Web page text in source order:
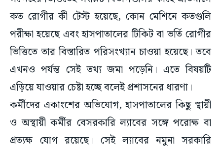
কত রোগীর কী টেস্ট হয়েছে, কোন মেশিনে কতগুলি
পরীক্ষা হয়েছে এবং হাসপাতালের টিকিট বা ভর্তি রোগীর
ভিত্তিতে তার বিস্তারিত পরিসংখ্যান চাওয়া হয়েছে। তবে
এখনও পর্যন্ত সেই তথ্য জমা পড়েনি। এতে বিষয়টি
এড়িয়ে যাওয়ার চেষ্টা হচ্ছে বলেই প্রশাসনের ধারণা।
কর্মীদের একাংশের অভিযোগ, হাসপাতালের কিছু স্থায়ী
ও অস্থায়ী কর্মীর বেসরকারি ল্যাবের সঙ্গে পরোক্ষ বা
প্রত্যক্ষ যোগ রয়েছে। সেই ল্যাবের নমুনা সরকারি